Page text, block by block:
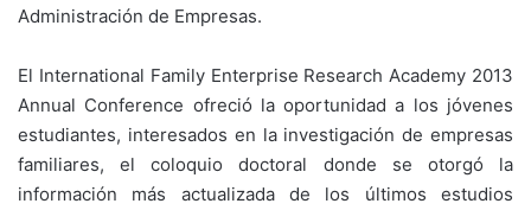
Administración de Empresas.
El International Family Enterprise Research Academy 2013
Annual Conference ofreció la oportunidad a los jóvenes
estudiantes, interesados en la investigación de empresas
familiares, el coloquio doctoral donde se otorgó la
información más actualizada de los últimos estudios